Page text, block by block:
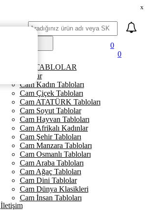
x
Ara
0
0
KANVAS TABLOLAR
Cam Tablolar
Cam Kadın Tabloları
Cam Çiçek Tabloları
Cam ATATÜRK Tabloları
Cam Soyut Tablolar
Cam Hayvan Tabloları
Cam Afrikalı Kadınlar
Cam Şehir Tabloları
Cam Manzara Tabloları
Cam Osmanlı Tabloları
Cam Araba Tabloları
Cam Ağaç Tabloları
Cam Dini Tablolar
Cam Dünya Klasikleri
Cam İnsan Tabloları
İletişim